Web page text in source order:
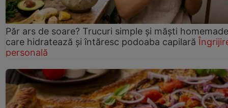
Păr ars de soare? Trucuri simple și măști homemade
care hidratează și întăresc podoaba capilară
personală